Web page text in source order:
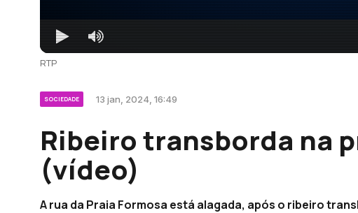
RTP
SOCIEDADE 13 jan, 2024, 16:49
Ribeiro transborda na
(vídeo)
A rua da Praia Formosa está alagada, após o ribeiro